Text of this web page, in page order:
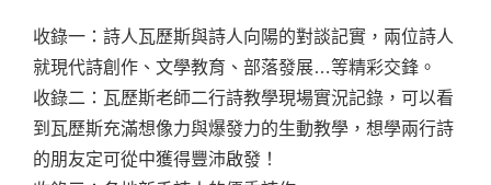
收錄一：詩人瓦歷斯與詩人向陽的對談記實，兩位詩人
就現代詩創作、文學教育、部落發展…等精彩交鋒。
收錄二：瓦歷斯老師二行詩教學現場實況記錄，可以看
到瓦歷斯充滿想像力與爆發力的生動教學，想學兩行詩
的朋友定可從中獲得豐沛啟發！